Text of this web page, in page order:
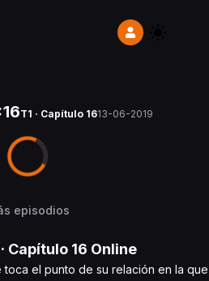
T1 · Capítulo 1613-06-2019
episodios
· Capítulo 16 Online
toca el punto de su relación en la que